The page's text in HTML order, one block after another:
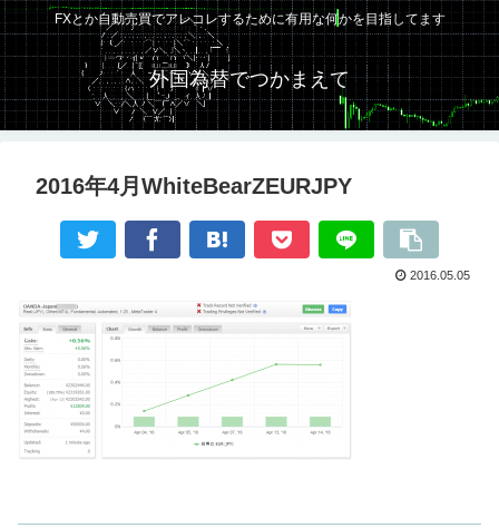
FXとか自動売買でアレコレするために有用な何かを目指してます
外国為替でつかまえて
2016年4月WhiteBearZEURJPY
2016.05.05